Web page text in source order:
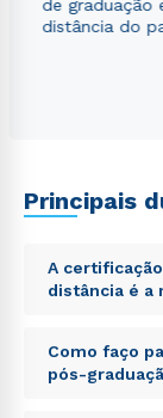
de graduação
distância do
Principais
A
distância é a
Sed ut
voluptatem
totam rem
Como faço
pós-